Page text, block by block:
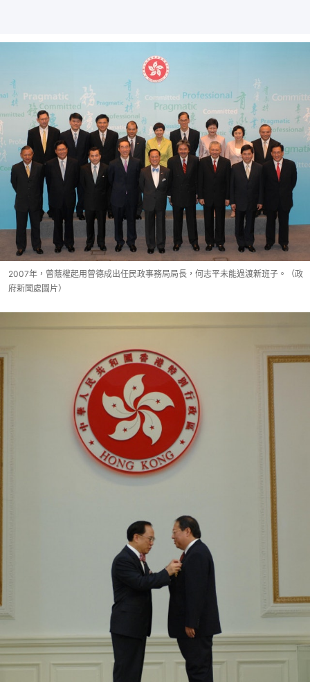
2007年，曾蔭權起用曾德成出任民政事務局局長，何志平未能過渡新班子。（政
府新聞處圖片）